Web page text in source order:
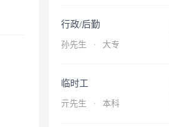
行政/后勤
孙先生 · 大专
临时工
亓先生 · 本科